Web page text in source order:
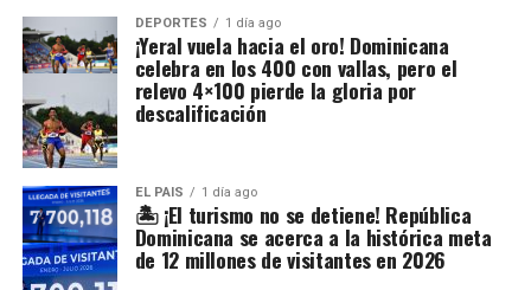
DEPORTES 1 día ago
¡Yeral vuela hacia el oro! Dominicana
celebra en los 400 con vallas, pero el
relevo 4×100 pierde la gloria por
descalificación
EL PAIS 1 día ago
🏝️ ¡El turismo no se detiene! República
Dominicana se acerca a la histórica meta
de 12 millones de visitantes en 2026